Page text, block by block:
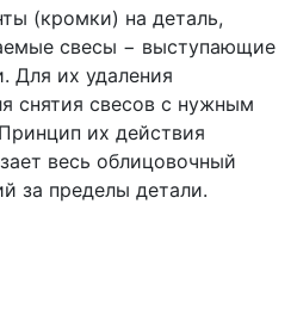
(кромки) на деталь,
свесы − выступающие
Для их удаления
снятия свесов с нужным
их действия
весь облицовочный
за пределы детали.